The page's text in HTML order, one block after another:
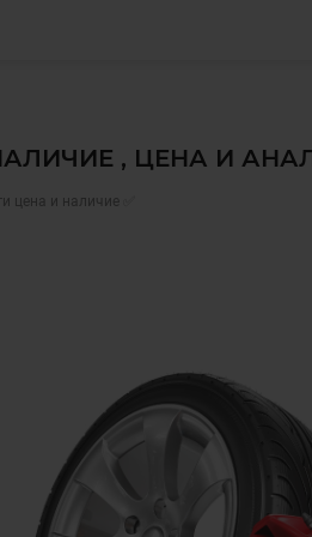
НАЛИЧИЕ , ЦЕНА И
цена и наличие ✅